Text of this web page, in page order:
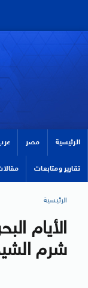
الرئيسية مصر
تقارير ومتابعات
الرئيسية
الأيام
شرم